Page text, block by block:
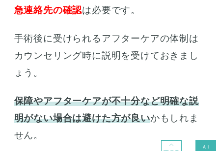
急連絡先の確認は必要です。
手術後に受けられるアフターケアの体制は
カウンセリング時に説明を受けておきまし
ょう。
保障やアフターケアが不十分など明確な説
明がない場合は避けた方が良いかもしれま
せん。